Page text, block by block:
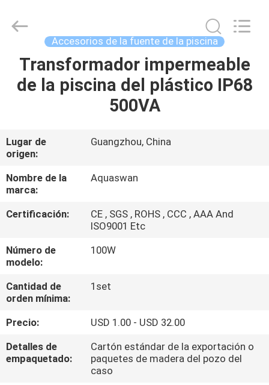
HOGAR
SOBRE
NOSOTROS
VIAJE
DE
LA
FÁBRICA
CONTROL
DE
CALIDAD
aquaswan
water
Accesorios de la fuente de la piscina
Transformador impermeable
de la piscina del plástico IP68
500VA
Lugar de
origen:
Guangzhou, China
Nombre de la
marca:
Aquaswan
Certificación:
CE , SGS , ROHS , CCC , AAA And
ISO9001 Etc
Número de
modelo:
100W
Cantidad de
orden mínima:
1set
Precio:
USD 1.00 - USD 32.00
Detalles de
empaquetado:
Cartón estándar de la exportación o
paquetes de madera del pozo del
caso